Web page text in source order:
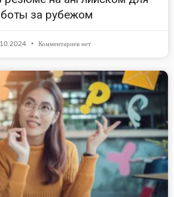
за рубежом
Комментариев нет